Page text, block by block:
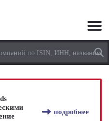
подробнее